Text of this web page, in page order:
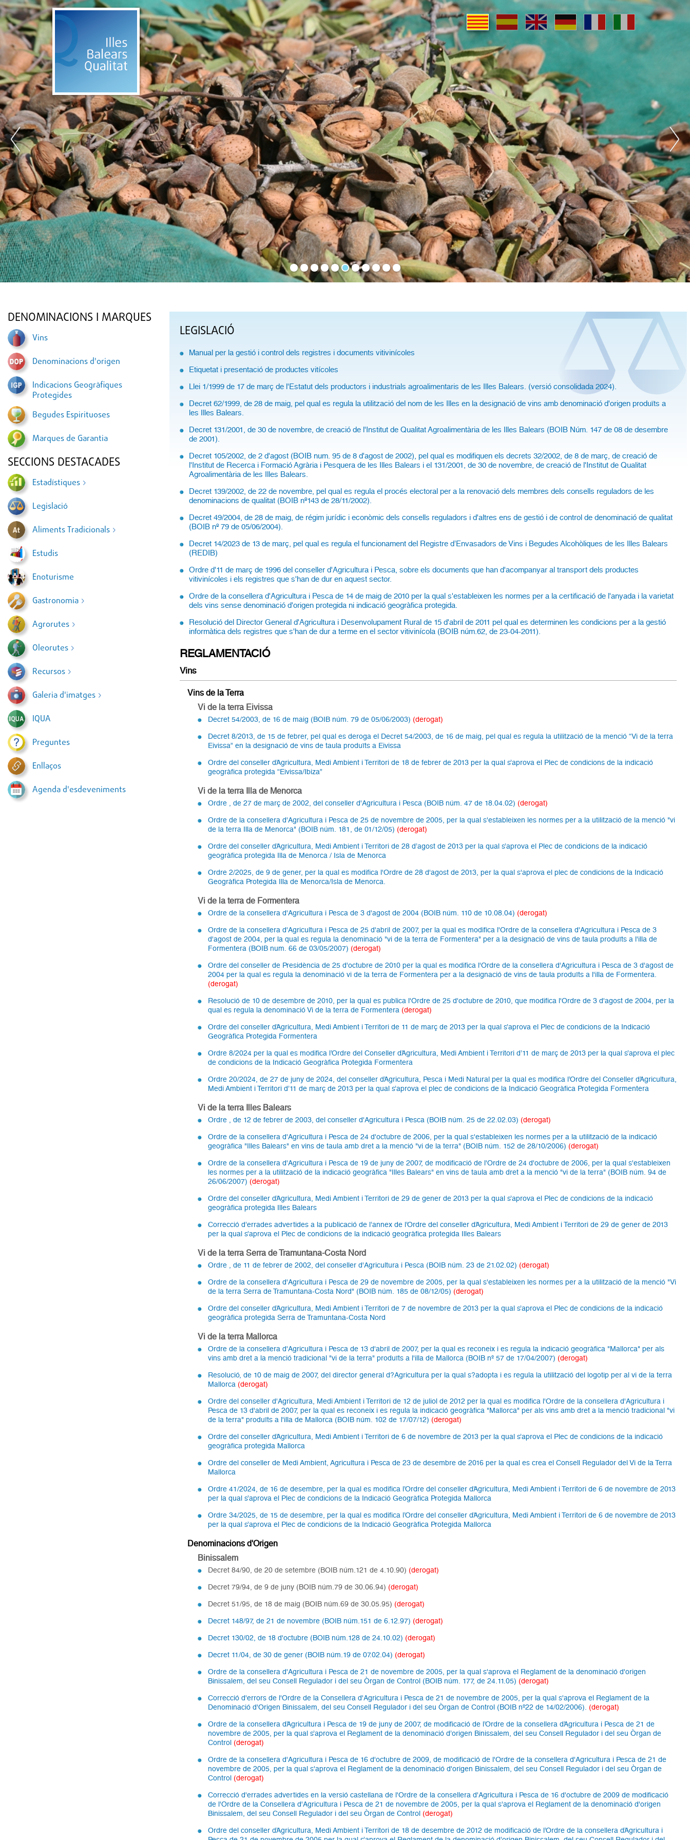
DENOMINACIONS I MARQUES
Vins
Denominacions d'origen
Indicacions Geogràfiques
Protegides
Begudes Espirituoses
Marques de Garantia
SECCIONS DESTACADES
Estadístiques
Legislació
Aliments Tradicionals
Estudis
Enoturisme
Gastronomia
Agrorutes
Oleorutes
Recursos
Galeria d'imatges
IQUA
Preguntes
Enllaços
Agenda d'esdeveniments
LEGISLACIÓ
Manual per la gestió i control dels registres i documents vitivinícoles
Etiquetat i presentació de productes vitícoles
Llei 1/1999 de 17 de març de l'Estatut dels productors i industrials agroalimentaris de les Illes Balears. (versió consolidada 2024).
Decret 62/1999, de 28 de maig, pel qual es regula la utilització del nom de les Illes en la designació de vins amb denominació d'origen produïts a
les Illes Balears.
Decret 131/2001, de 30 de novembre, de creació de l'Institut de Qualitat Agroalimentària de les Illes Balears (BOIB Núm. 147 de 08 de desembre
de 2001).
Decret 105/2002, de 2 d'agost (BOIB num. 95 de 8 d'agost de 2002), pel qual es modifiquen els decrets 32/2002, de 8 de març, de creació de
l'Institut de Recerca i Formació Agrària i Pesquera de les Illes Balears i el 131/2001, de 30 de novembre, de creació de l'Institut de Qualitat
Agroalimentària de les Illes Balears.
Decret 139/2002, de 22 de novembre, pel qual es regula el procés electoral per a la renovació dels membres dels consells reguladors de les
denominacions de qualitat (BOIB nº143 de 28/11/2002).
Decret 49/2004, de 28 de maig, de régim jurídic i econòmic dels consells reguladors i d'altres ens de gestió i de control de denominació de qualitat
(BOIB nº 79 de 05/06/2004).
Decret 14/2023 de 13 de març, pel qual es regula el funcionament del Registre d’Envasadors de Vins i Begudes Alcohòliques de les Illes Balears
(REDIB)
Ordre d'11 de març de 1996 del conseller d'Agricultura i Pesca, sobre els documents que han d'acompanyar al transport dels productes
vitivinícoles i els registres que s'han de dur en aquest sector.
Ordre de la consellera d'Agricultura i Pesca de 14 de maig de 2010 per la qual s'estableixen les normes per a la certificació de l'anyada i la varietat
dels vins sense denominació d'origen protegida ni indicació geogràfica protegida.
Resolució del Director General d'Agricultura i Desenvolupament Rural de 15 d'abril de 2011 pel qual es determinen les condicions per a la gestió
informàtica dels registres que s'han de dur a terme en el sector vitivinícola (BOIB núm.62, de 23-04-2011).
REGLAMENTACIÓ
Vins
Vins de la Terra
Vi de la terra Eivissa
Decret 54/2003, de 16 de maig (BOIB núm. 79 de 05/06/2003) (derogat)
Decret 8/2013, de 15 de febrer, pel qual es deroga el Decret 54/2003, de 16 de maig, pel qual es regula la utilització de la menció “Vi de la terra
Eivissa” en la designació de vins de taula produïts a Eivissa
Ordre del conseller d’Agricultura, Medi Ambient i Territori de 18 de febrer de 2013 per la qual s’aprova el Plec de condicions de la indicació
geogràfica protegida “Eivissa/Ibiza”
Vi de la terra Illa de Menorca
Ordre , de 27 de març de 2002, del conseller d'Agricultura i Pesca (BOIB núm. 47 de 18.04.02) (derogat)
Ordre de la consellera d'Agricultura i Pesca de 25 de novembre de 2005, per la qual s'estableixen les normes per a la utilització de la menció "vi
de la terra Illa de Menorca" (BOIB núm. 181, de 01/12/05) (derogat)
Ordre del conseller d’Agricultura, Medi Ambient i Territori de 28 d’agost de 2013 per la qual s’aprova el Plec de condicions de la indicació
geogràfica protegida Illa de Menorca / Isla de Menorca
Ordre 2/2025, de 9 de gener, per la qual es modifica l'Ordre de 28 d'agost de 2013, per la qual s'aprova el plec de condicions de la Indicació
Geogràfica Protegida Illa de Menorca/Isla de Menorca.
Vi de la terra de Formentera
Ordre de la consellera d'Agricultura i Pesca de 3 d'agost de 2004 (BOIB núm. 110 de 10.08.04) (derogat)
Ordre de la consellera d'Agricultura i Pesca de 25 d'abril de 2007, per la qual es modifica l'Ordre de la consellera d'Agricultura i Pesca de 3
d'agost de 2004, per la qual es regula la denominació "vi de la terra de Formentera" per a la designació de vins de taula produïts a l'illa de
Formentera (BOIB num. 66 de 03/05/2007) (derogat)
Ordre del conseller de Presidència de 25 d'octubre de 2010 per la qual es modifica l'Ordre de la consellera d'Agricultura i Pesca de 3 d'agost de
2004 per la qual es regula la denominació vi de la terra de Formentera per a la designació de vins de taula produïts a l'illa de Formentera.
(derogat)
Resolució de 10 de desembre de 2010, per la qual es publica l'Ordre de 25 d'octubre de 2010, que modifica l'Ordre de 3 d'agost de 2004, per la
qual es regula la denominació Vi de la terra de Formentera (derogat)
Ordre del conseller d’Agricultura, Medi Ambient i Territori de 11 de març de 2013 per la qual s’aprova el Plec de condicions de la Indicació
Geogràfica Protegida Formentera
Ordre 8/2024 per la qual es modifica l’Ordre del Conseller d’Agricultura, Medi Ambient i Territori d’11 de març de 2013 per la qual s’aprova el plec
de condicions de la Indicació Geogràfica Protegida Formentera
Ordre 20/2024, de 27 de juny de 2024, del conseller d’Agricultura, Pesca i Medi Natural per la qual es modifica l’Ordre del Conseller d’Agricultura,
Medi Ambient i Territori d’11 de març de 2013 per la qual s’aprova el plec de condicions de la Indicació Geogràfica Protegida Formentera
Vi de la terra Illes Balears
Ordre , de 12 de febrer de 2003, del conseller d'Agricultura i Pesca (BOIB núm. 25 de 22.02.03) (derogat)
Ordre de la consellera d'Agricultura i Pesca de 24 d'octubre de 2006, per la qual s'estableixen les normes per a la utilització de la indicació
geogràfica "Illes Balears" en vins de taula amb dret a la menció "vi de la terra" (BOIB núm. 152 de 28/10/2006) (derogat)
Ordre de la consellera d'Agricultura i Pesca de 19 de juny de 2007, de modificació de l'Ordre de 24 d'octubre de 2006, per la qual s'estableixen
les normes per a la utilització de la indicació geogràfica "Illes Balears" en vins de taula amb dret a la menció "vi de la terra" (BOIB núm. 94 de
26/06/2007) (derogat)
Ordre del conseller d’Agricultura, Medi Ambient i Territori de 29 de gener de 2013 per la qual s’aprova el Plec de condicions de la indicació
geogràfica protegida Illes Balears
Correcció d’errades advertides a la publicació de l’annex de l’Ordre del conseller d’Agricultura, Medi Ambient i Territori de 29 de gener de 2013
per la qual s’aprova el Plec de condicions de la indicació geogràfica protegida Illes Balears
Vi de la terra Serra de Tramuntana-Costa Nord
Ordre , de 11 de febrer de 2002, del conseller d'Agricultura i Pesca (BOIB núm. 23 de 21.02.02) (derogat)
Ordre de la consellera d'Agricultura i Pesca de 29 de novembre de 2005, per la qual s'estableixen les normes per a la utilització de la menció "Vi
de la terra Serra de Tramuntana-Costa Nord" (BOIB núm. 185 de 08/12/05) (derogat)
Ordre del conseller d’Agricultura, Medi Ambient i Territori de 7 de novembre de 2013 per la qual s’aprova el Plec de condicions de la indicació
geogràfica protegida Serra de Tramuntana-Costa Nord
Vi de la terra Mallorca
Ordre de la consellera d'Agricultura i Pesca de 13 d'abril de 2007, per la qual es reconeix i es regula la indicació geogràfica "Mallorca" per als
vins amb dret a la menció tradicional "vi de la terra" produïts a l'illa de Mallorca (BOIB nº 57 de 17/04/2007) (derogat)
Resolució, de 10 de maig de 2007, del director general d?Agricultura per la qual s?adopta i es regula la utilització del logotip per al vi de la terra
Mallorca (derogat)
Ordre del conseller d'Agricultura, Medi Ambient i Territori de 12 de juliol de 2012 per la qual es modifica l'Ordre de la consellera d'Agricultura i
Pesca de 13 d'abril de 2007, per la qual es reconeix i es regula la indicació geogràfica "Mallorca" per als vins amb dret a la menció tradicional "vi
de la terra" produïts a l'illa de Mallorca (BOIB núm. 102 de 17/07/12) (derogat)
Ordre del conseller d’Agricultura, Medi Ambient i Territori de 6 de novembre de 2013 per la qual s’aprova el Plec de condicions de la indicació
geogràfica protegida Mallorca
Ordre del conseller de Medi Ambient, Agricultura i Pesca de 23 de desembre de 2016 per la qual es crea el Consell Regulador del Vi de la Terra
Mallorca
Ordre 41/2024, de 16 de desembre, per la qual es modifica l’Ordre del conseller d’Agricultura, Medi Ambient i Territori de 6 de novembre de 2013
per la qual s’aprova el Plec de condicions de la Indicació Geogràfica Protegida Mallorca
Ordre 34/2025, de 15 de desembre, per la qual es modifica l’Ordre del conseller d’Agricultura, Medi Ambient i Territori de 6 de novembre de 2013
per la qual s’aprova el Plec de condicions de la Indicació Geogràfica Protegida Mallorca
Denominacions d'Origen
Binissalem
Decret 84/90, de 20 de setembre (BOIB núm.121 de 4.10.90) (derogat)
Decret 79/94, de 9 de juny (BOIB núm.79 de 30.06.94) (derogat)
Decret 51/95, de 18 de maig (BOIB núm.69 de 30.05.95) (derogat)
Decret 148/97, de 21 de novembre (BOIB núm.151 de 6.12.97) (derogat)
Decret 130/02, de 18 d'octubre (BOIB núm.128 de 24.10.02) (derogat)
Decret 11/04, de 30 de gener (BOIB núm.19 de 07.02.04) (derogat)
Ordre de la consellera d'Agricultura i Pesca de 21 de novembre de 2005, per la qual s'aprova el Reglament de la denominació d'origen
Binissalem, del seu Consell Regulador i del seu Òrgan de Control (BOIB núm. 177, de 24.11.05) (derogat)
Correcció d'errors de l'Ordre de la Consellera d'Agricultura i Pesca de 21 de novembre de 2005, per la qual s'aprova el Reglament de la
Denominació d'Origen Binissalem, del seu Consell Regulador i del seu Òrgan de Control (BOIB nº22 de 14/02/2006). (derogat)
Ordre de la consellera d’Agricultura i Pesca de 19 de juny de 2007, de modificació de l’Ordre de la consellera d’Agricultura i Pesca de 21 de
novembre de 2005, per la qual s’aprova el Reglament de la denominació d’origen Binissalem, del seu Consell Regulador i del seu Òrgan de
Control (derogat)
Ordre de la consellera d'Agricultura i Pesca de 16 d'octubre de 2009, de modificació de l'Ordre de la consellera d'Agricultura i Pesca de 21 de
novembre de 2005, per la qual s'aprova el Reglament de la denominació d'origen Binissalem, del seu Consell Regulador i del seu Òrgan de
Control (derogat)
Correcció d'errades advertides en la versió castellana de l'Ordre de la consellera d'Agricultura i Pesca de 16 d'octubre de 2009 de modificació
de l'Ordre de la Consellera d'Agricultura i Pesca de 21 de novembre de 2005, per la qual s'aprova el Reglament de la denominació d'origen
Binissalem, del seu Consell Regulador i del seu Òrgan de Control (derogat)
Ordre del conseller d’Agricultura, Medi Ambient i Territori de 18 de desembre de 2012 de modificació de l’Ordre de la consellera d’Agricultura i